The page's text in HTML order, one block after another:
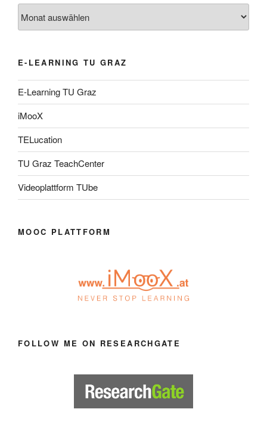
E-LEARNING TU GRAZ
E-Learning TU Graz
iMooX
TELucation
TU Graz TeachCenter
Videoplattform TUbe
MOOC PLATTFORM
FOLLOW ME ON RESEARCHGATE